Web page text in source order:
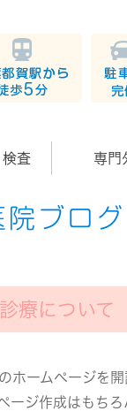
検査 専門
院ブログ
療について
ホームページを
ージ作成はもち